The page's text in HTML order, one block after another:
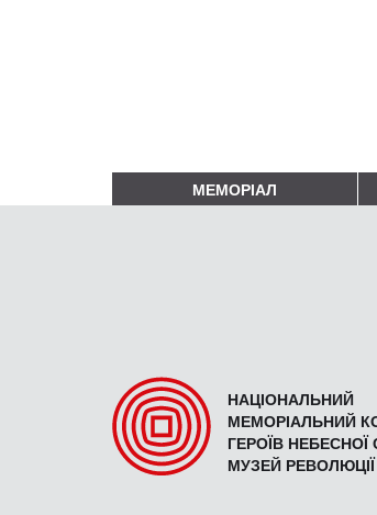
МЕМОРІАЛ
НАЦІОНАЛЬНИЙ
МЕМОРІАЛЬНИЙ
ГЕРОЇВ НЕБЕСНОЇ
МУЗЕЙ РЕВОЛЮЦІЇ